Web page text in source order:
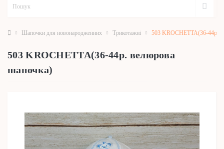
Шапочки для новонародженних Трикотажні 503 KROCHETTA(36-44р.
503 KROCHETTA(36-44р. велюрова
шапочка)